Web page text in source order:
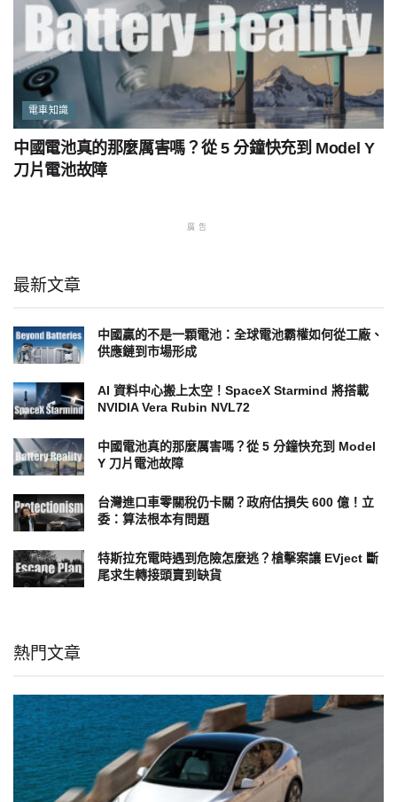
電車知識
中國電池真的那麼厲害嗎？從 5 分鐘快充到 Model Y
刀片電池故障
廣告
最新文章
中國贏的不是一顆電池：全球電池霸權如何從工廠、
供應鏈到市場形成
AI 資料中心搬上太空！SpaceX Starmind 將搭載
NVIDIA Vera Rubin NVL72
中國電池真的那麼厲害嗎？從 5 分鐘快充到 Model
Y 刀片電池故障
台灣進口車零關稅仍卡關？政府估損失 600 億！立
委：算法根本有問題
特斯拉充電時遇到危險怎麼逃？槍擊案讓 EVject 斷
尾求生轉接頭賣到缺貨
熱門文章